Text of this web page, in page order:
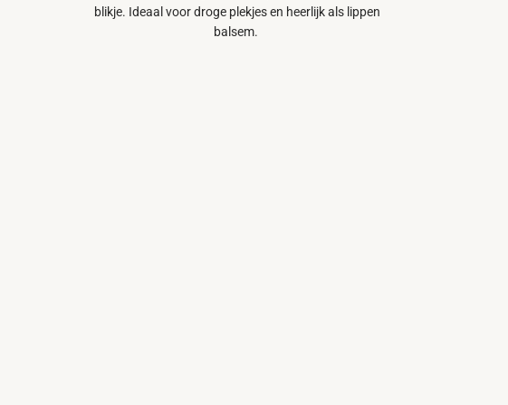
blikje. Ideaal voor droge plekjes en heerlijk als lippen
balsem.